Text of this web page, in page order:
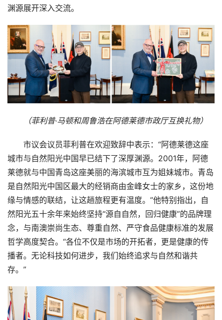
渊源展开深入交流。
（菲利普·马顿和周鲁浩在阿德莱德市政厅互换礼物）
市议会议员菲利普在欢迎致辞中表示：“阿德莱德这座
城市与自然阳光中国早已结下了深厚渊源。2001年，阿德
莱德就与中国青岛这座美丽的海滨城市互为姐妹城市。青岛
是自然阳光中国区最大的经销商由金峰女士的家乡，这份地
缘与情感的联结，让这趟旅程更有温度。”他特别指出，自
然阳光五十余年来始终坚持“源自自然，回归健康”的品牌理
念，与南澳崇尚生态、尊重自然、严守食品健康标准的发展
哲学高度契合。“各位不仅是市场的开拓者，更是健康的传
播者。无论科技如何进步，我们始终追求与自然和谐共
存。”